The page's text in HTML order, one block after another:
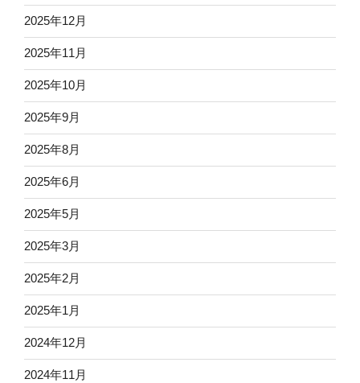
2025年12月
2025年11月
2025年10月
2025年9月
2025年8月
2025年6月
2025年5月
2025年3月
2025年2月
2025年1月
2024年12月
2024年11月